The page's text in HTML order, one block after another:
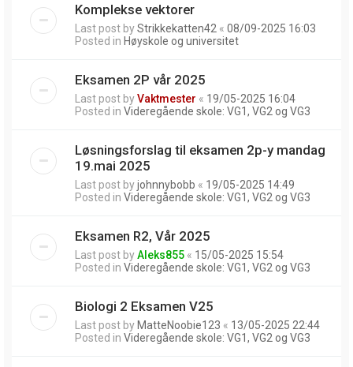
Komplekse vektorer
Last post byStrikkekatten42 « 08/09-2025 16:03
Posted in Høyskole og universitet
Eksamen 2P vår 2025
Last post byVaktmester « 19/05-2025 16:04
Posted in Videregående skole: VG1, VG2 og VG3
Løsningsforslag til eksamen 2p-y mandag
19.mai 2025
Last post byjohnnybobb « 19/05-2025 14:49
Posted in Videregående skole: VG1, VG2 og VG3
Eksamen R2, Vår 2025
Last post byAleks855 « 15/05-2025 15:54
Posted in Videregående skole: VG1, VG2 og VG3
Biologi 2 Eksamen V25
Last post by MatteNoobie123 « 13/05-2025 22:44
Posted in Videregående skole: VG1, VG2 og VG3